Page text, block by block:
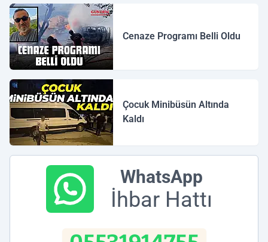
Cenaze Programı Belli Oldu
Çocuk Minibüsün Altında
Kaldı
WhatsApp
İhbar Hattı